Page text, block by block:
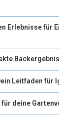
Erlebnisse für
Leitfaden für
deine